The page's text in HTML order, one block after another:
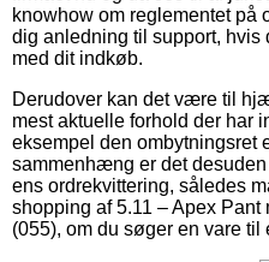
knowhow om reglementet på
dig anledning til support, hvis
med dit indkøb.
Derudover kan det være til
mest aktuelle forhold der har
eksempel den ombytningsret
sammenhæng er det
ens ordrekvittering, således
shopping af 5.11 – Apex Pant
(055), om du søger en vare til